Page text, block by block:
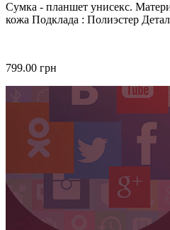
Сумка - планшет унисекс.
кожа Подклада : Полиэстер
799.00 грн